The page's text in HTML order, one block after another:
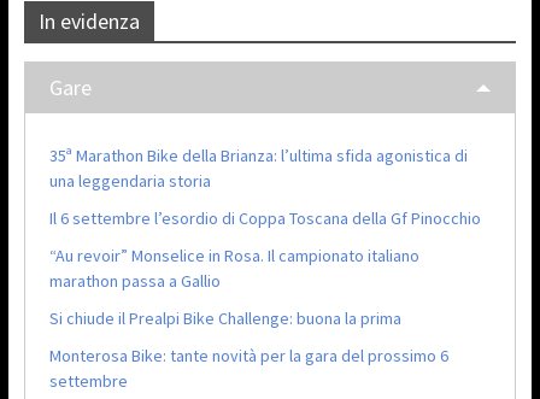
In evidenza
Gare
35ª Marathon Bike della Brianza: l’ultima sfida agonistica di
una leggendaria storia
Il 6 settembre l’esordio di Coppa Toscana della Gf Pinocchio
“Au revoir” Monselice in Rosa. Il campionato italiano
marathon passa a Gallio
Si chiude il Prealpi Bike Challenge: buona la prima
Monterosa Bike: tante novità per la gara del prossimo 6
settembre